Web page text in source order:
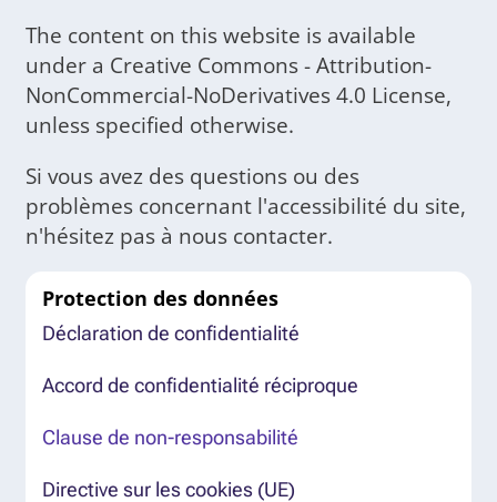
The content on this website is available
under a Creative Commons - Attribution-
NonCommercial-NoDerivatives 4.0 License,
unless specified otherwise.
Si vous avez des questions ou des
problèmes concernant l'accessibilité du site,
n'hésitez pas à nous contacter.
Protection des données
Déclaration de confidentialité
Accord de confidentialité réciproque
Clause de non-responsabilité
Directive sur les cookies (UE)